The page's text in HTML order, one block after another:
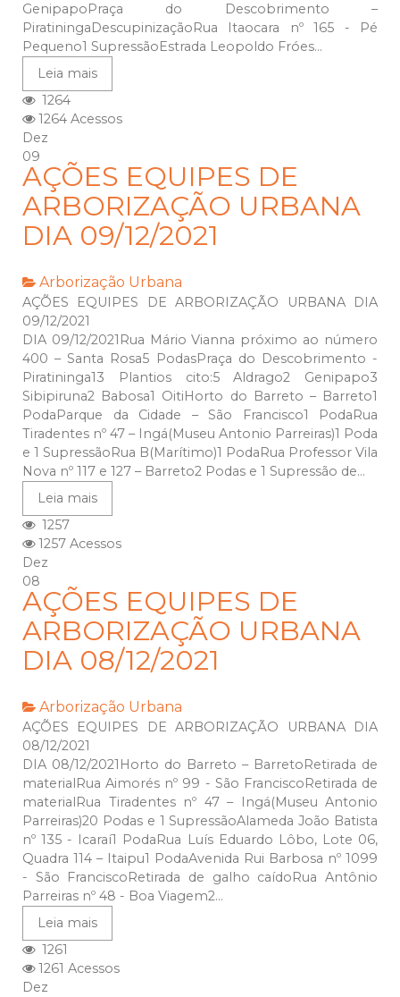
GenipapoPraça do Descobrimento –
PiratiningaDescupinizaçãoRua Itaocara nº 165 - Pé
Pequeno1 SupressãoEstrada Leopoldo Fróes...
Leia mais
1264
1264 Acessos
Dez
09
AÇÕES EQUIPES DE
ARBORIZAÇÃO URBANA
DIA 09/12/2021
Arborização Urbana
AÇÕES EQUIPES DE ARBORIZAÇÃO URBANA DIA
09/12/2021
DIA 09/12/2021Rua Mário Vianna próximo ao número
400 – Santa Rosa5 PodasPraça do Descobrimento -
Piratininga13 Plantios cito:5 Aldrago2 Genipapo3
Sibipiruna2 Babosa1 OitiHorto do Barreto – Barreto1
PodaParque da Cidade – São Francisco1 PodaRua
Tiradentes nº 47 – Ingá(Museu Antonio Parreiras)1 Poda
e 1 SupressãoRua B(Marítimo)1 PodaRua Professor Vila
Nova nº 117 e 127 – Barreto2 Podas e 1 Supressão de...
Leia mais
1257
1257 Acessos
Dez
08
AÇÕES EQUIPES DE
ARBORIZAÇÃO URBANA
DIA 08/12/2021
Arborização Urbana
AÇÕES EQUIPES DE ARBORIZAÇÃO URBANA DIA
08/12/2021
DIA 08/12/2021Horto do Barreto – BarretoRetirada de
materialRua Aimorés nº 99 - São FranciscoRetirada de
materialRua Tiradentes nº 47 – Ingá(Museu Antonio
Parreiras)20 Podas e 1 SupressãoAlameda João Batista
nº 135 - Icaraí1 PodaRua Luís Eduardo Lôbo, Lote 06,
Quadra 114 – Itaipu1 PodaAvenida Rui Barbosa nº 1099
- São FranciscoRetirada de galho caídoRua Antônio
Parreiras nº 48 - Boa Viagem2...
Leia mais
1261
1261 Acessos
Dez